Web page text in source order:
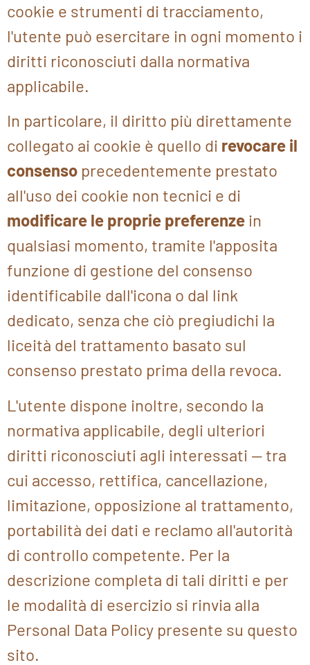
cookie e strumenti di tracciamento,
l'utente può esercitare in ogni momento i
diritti riconosciuti dalla normativa
applicabile.
In particolare, il diritto più direttamente
collegato ai cookie è quello di revocare il
consenso precedentemente prestato
all'uso dei cookie non tecnici e di
modificare le proprie preferenze in
qualsiasi momento, tramite l'apposita
funzione di gestione del consenso
identificabile dall'icona o dal link
dedicato, senza che ciò pregiudichi la
liceità del trattamento basato sul
consenso prestato prima della revoca.
L'utente dispone inoltre, secondo la
normativa applicabile, degli ulteriori
diritti riconosciuti agli interessati — tra
cui accesso, rettifica, cancellazione,
limitazione, opposizione al trattamento,
portabilità dei dati e reclamo all'autorità
di controllo competente. Per la
descrizione completa di tali diritti e per
le modalità di esercizio si rinvia alla
Personal Data Policy presente su questo
sito.